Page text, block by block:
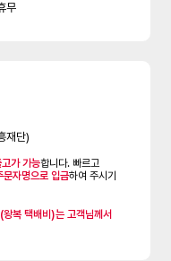
무
재단)
가 가능합니다. 빠르고
문자명으로 입금하여 주시기
복 택배비)는 고객님께서